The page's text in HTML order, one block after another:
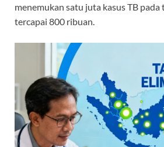
menemukan satu juta kasus TB
tercapai 800 ribuan.